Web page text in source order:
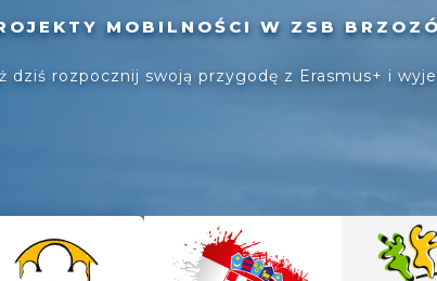
MOBILNOŚCI W ZSB
dziś rozpocznij swoją przygodę z Erasmus+ i